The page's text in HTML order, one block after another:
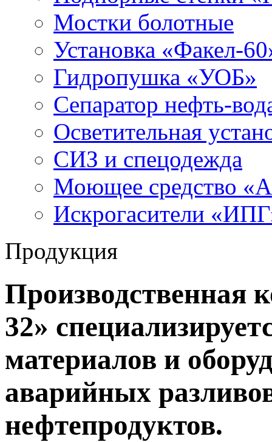
Мостки болотные
Установка «Факел-
Гидропушка «УОБ»
Сепаратор нефть-
Осветительная
СИЗ и спецодежда
Моющее средство
Искрогасители
Продукция
32»
материалов и
аварийных
нефтепродуктов.